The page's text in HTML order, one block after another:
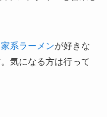
家系ラーメンが好きな
気になる方は行って